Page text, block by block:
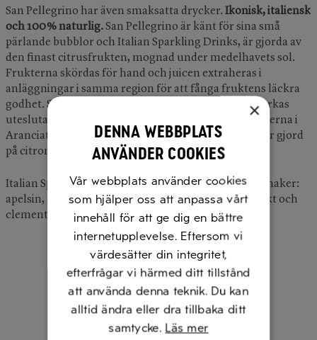
San Pellegrino har även smaksatta drycker. Ikonisk, italiensk
och 100 % naturlig.San Pellegrino är känt för sina små
pärlande bubblor och Italian Sparkling Drinks, är gjorda av
den finast citrusfrukten, mognad under medelhavets sol.
Frukterna skördas för hand och juicen extraheras i
anläggningar i samma region för att fånga fruktens läckra
godhet. Sanpellegrino Italian Sparkling Drinks tillverkas
uteslutande i Italien, till exempelvis kommer apelsinerna i
Aranciata från Sicilien och Kalabrien och Limonata är gjord
på citroner från sicilianska citruslundar.
Italian Sparkling Drinks Naturali finns i flera goda smaker:
apelsin, citron, blodapelsin, citron/mynta, grapefrukt och
clementin.
×
Denna webbplats
använder cookies
Vår webbplats använder cookies
som hjälper oss att anpassa vårt
innehåll för att ge dig en bättre
internetupplevelse. Eftersom vi
värdesätter din integritet,
efterfrågar vi härmed ditt tillstånd
att använda denna teknik. Du kan
alltid ändra eller dra tillbaka ditt
samtycke. Läs mer